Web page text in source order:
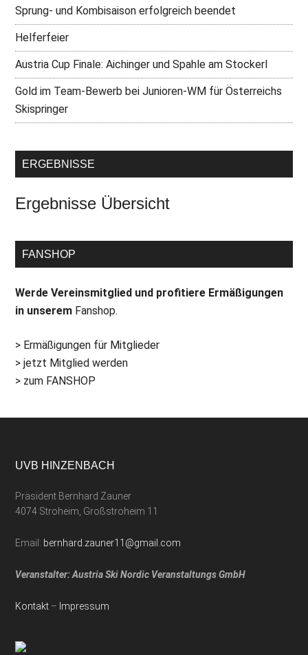
Sprung- und Kombisaison erfolgreich beendet
Helferfeier
Austria Cup Finale: Aichinger und Spahle am Stockerl
Gold im Team-Bewerb bei Junioren-WM für Österreichs
Skispringer
ERGEBNISSE
Ergebnisse Übersicht
FANSHOP
Werde Vereinsmitglied und profitiere Ermäßigungen
in unserem Fanshop.
> Ermäßigungen für Mitglieder
> jetzt Mitglied werden
> zum FANSHOP
UVB HINZENBACH
Präsident Bernhard Zauner
4074 Stroheim, Großstroheim 11
Email: bernhard.zauner11@gmail.com
Veranstalter: Austria Ski Nordic Veranstaltungs GmbH
Kontakt – Impressum